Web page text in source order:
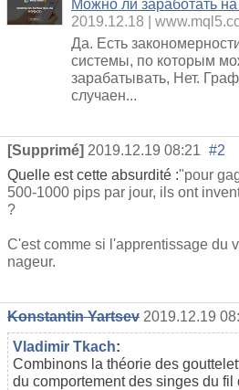
Можно ли заработать
2019.12.18
Да. Есть
системы, по которым
зарабатывать, Нет.
случаен...
[Supprimé] 2019.12.19 08:21 #2
Quelle est cette absurdité :"pour
500-1000 pips par jour, ils ont
?
C'est comme si l'apprentissage du
nageur.
Konstantin Yartsev 2019.12.19
Vladimir Tkach:
Combinons la théorie des
du comportement des singes du fil